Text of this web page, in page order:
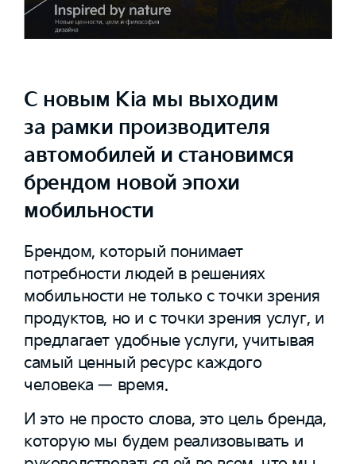
С новым Kia мы выходим
за рамки производителя
автомобилей и становимся
брендом новой эпохи
мобильности
Брендом, который понимает
потребности людей в решениях
мобильности не только с точки зрения
продуктов, но и с точки зрения услуг, и
предлагает удобные услуги, учитывая
самый ценный ресурс каждого
человека — время.
И это не просто слова, это цель бренда,
которую мы будем реализовывать и